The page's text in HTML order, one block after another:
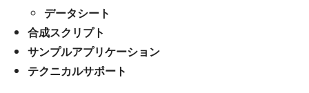
データシート
合成スクリプト
サンプルアプリケーション
テクニカルサポート